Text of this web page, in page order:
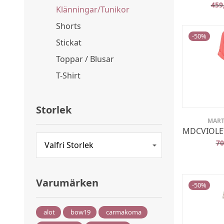
Klänningar/Tunikor
Shorts
Stickat
Toppar / Blusar
T-Shirt
Storlek
Varumärken
alot bow19
carmakoma
-50%
-50%